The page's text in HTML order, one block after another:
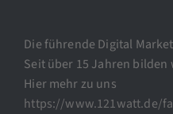
Die führende Digital
Seit über 15 Jahren
Hier mehr zu uns
https://www.121watt.de/